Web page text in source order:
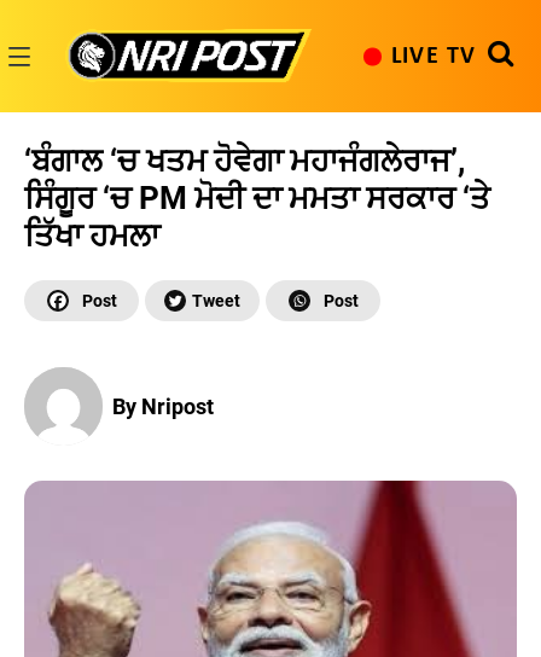
content
LIVE TV
‘ਬੰਗਾਲ ‘ਚ ਖਤਮ ਹੋਵੇਗਾ ਮਹਾਜੰਗਲੇਰਾਜ’,
ਸਿੰਗੂਰ ‘ਚ PM ਮੋਦੀ ਦਾ ਮਮਤਾ ਸਰਕਾਰ ‘ਤੇ
ਤਿੱਖਾ ਹਮਲਾ
By Nripost